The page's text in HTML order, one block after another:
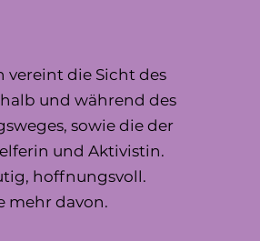
vereint die Sicht des
und während des
sowie die der
und Aktivistin.
hoffnungsvoll.
mehr davon.